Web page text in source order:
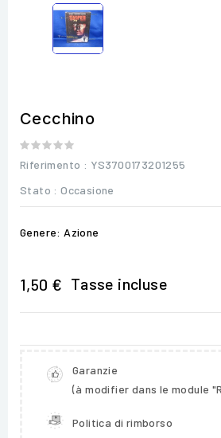
Cecchino
Riferimento : YS3700173201255
Stato : Occasione
Genere: Azione
1,50 € Tasse incluse
Garanzie
(à modifier dans le module
Politica di rimborso